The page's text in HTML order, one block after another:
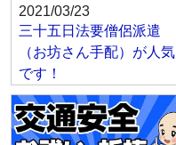
2021/03/23
三十五日法要僧侶派遣
（お坊さん手配）が人気
です！